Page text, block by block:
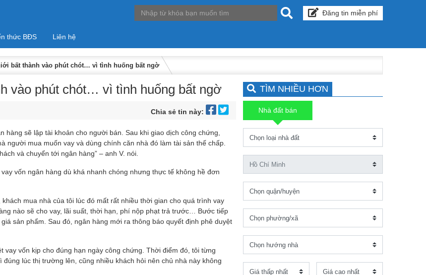
Đăng tin miễn phí
thức BĐS Liên hệ
bất thành vào phút chót… vì tình huống bất ngờ
vào phút chót… vì tình huống bất ngờ
Chia sẻ tin này:
sẽ lập tài khoản cho người bán. Sau khi giao dịch công chứng,
mua muốn vay và dùng chính căn nhà đó làm tài sản thế chấp.
và chuyển tới ngân hàng” – anh V. nói.
vốn ngân hàng dù khá nhanh chóng nhưng thực tế không hề đơn
mua nhà của tôi lúc đó mất rất nhiều thời gian cho quá trình vay
nào sẽ cho vay, lãi suất, thời hạn, phí nộp phạt trả trước… Bước tiếp
sản phẩm. Sau đó, ngân hàng mới ra thông báo quyết định phê duyệt
vốn kịp cho đúng hạn ngày công chứng. Thời điểm đó, tôi từng
lúc thị trường lên, cũng nhiều khách hỏi nên chủ nhà này không
TÌM NHIỀU HƠN
Nhà đất bán